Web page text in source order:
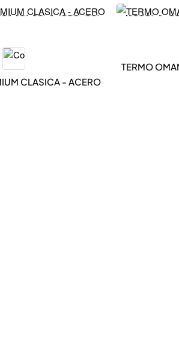
CLASICA - ACERO
TERMO